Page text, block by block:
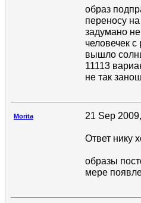
образ
переносу
задумано
человечек
вышло
11113
не так
Morita 21 Sep
Ответ нику
образы
мере